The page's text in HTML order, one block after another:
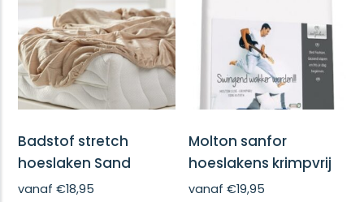
Badstof stretch
hoeslaken Sand
vanaf€18,95
Molton sanfor
hoeslakens krimpvrij
vanaf€19,95